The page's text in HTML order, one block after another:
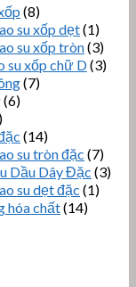
(8)
su xốp dẹt(1)
su xốp tròn(3)
su xốp chữ D(3)
(7)
(6)
(14)
su tròn đặc (7)
Dầu Dây Đặc (3)
su dẹt đặc (1)
hóa chất(14)